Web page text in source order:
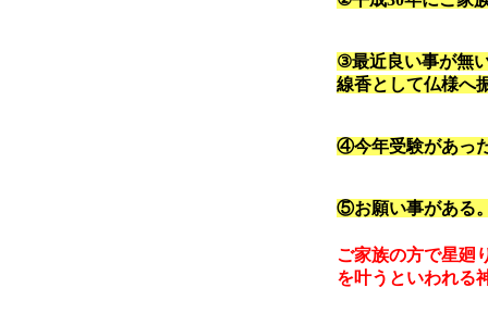
③最近良い事が無
線香として仏様へ
④今年受験があっ
⑤お願い事がある
ご家族の方で星廻
を叶うといわれる